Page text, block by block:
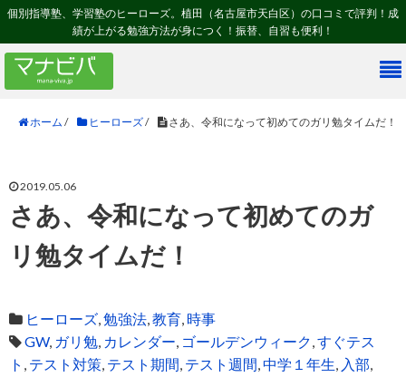
個別指導塾、学習塾のヒーローズ。植田（名古屋市天白区）の口コミで評判！成
績が上がる勉強方法が身につく！振替、自習も便利！
ホーム / ヒーローズ/ さあ、令和になって初めてのガリ勉タイムだ！
2019.05.06
さあ、令和になって初めてのガ
リ勉タイムだ！
ヒーローズ,勉強法,教育, 時事
GW, ガリ勉, カレンダー, ゴールデンウィーク,すぐテス
ト , テスト対策, テスト期間, テスト週間,中学１年生, 入部,